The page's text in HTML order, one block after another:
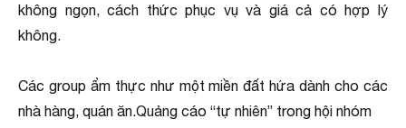
không ngọn, cách thức phục vụ và giá cả có hợp lý
không.
Các group ẩm thực như một miền đất hứa dành cho các
nhà hàng, quán ăn.Quảng cáo “tự nhiên” trong hội nhóm